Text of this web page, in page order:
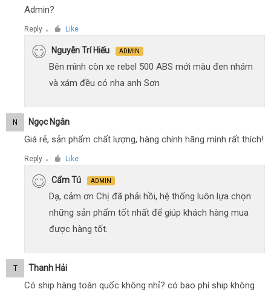
Admin?
Reply ● Like
Nguyễn Trí Hiếu ADMIN
Bên mình còn xe rebel 500 ABS mới màu đen nhám
và xám đều có nha anh Sơn
N Ngọc Ngân
Giá rẻ, sản phẩm chất lượng, hàng chính hãng mình rất thích!
Reply ● Like
Cẩm Tú ADMIN
Dạ, cảm ơn Chị đã phải hồi, hệ thống luôn lựa chọn
những sản phẩm tốt nhất để giúp khách hàng mua
được hàng tốt.
T Thanh Hải
Có ship hàng toàn quốc không nhỉ? có bao phí ship không